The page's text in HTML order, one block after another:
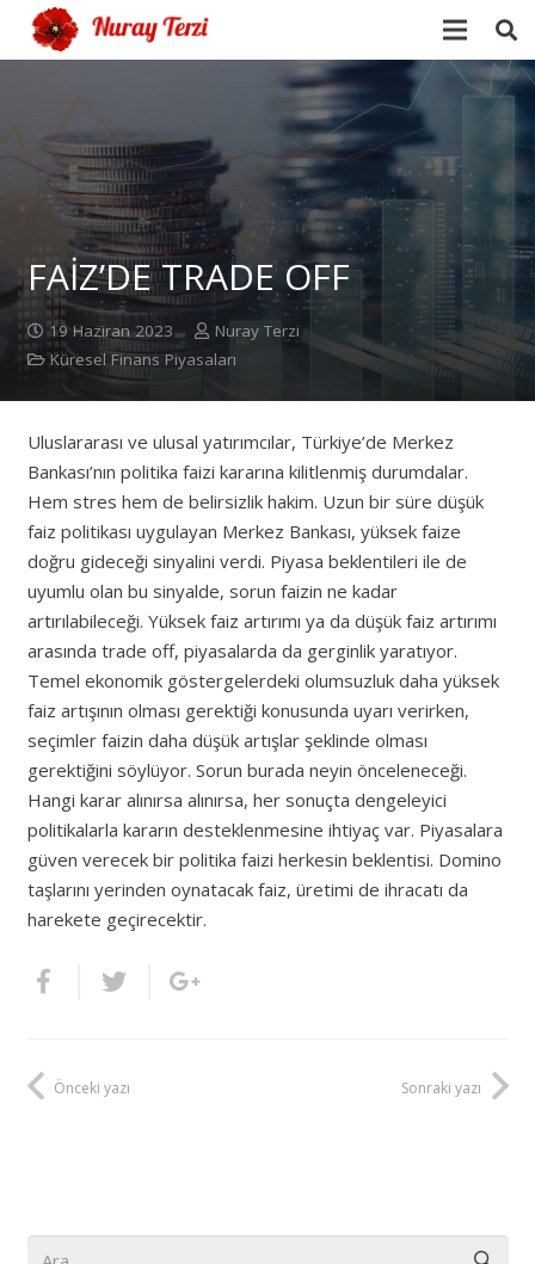
FAİZ’DE TRADE OFF
19 Haziran 2023
Nuray Terzi
Küresel Finans Piyasaları
Uluslararası ve ulusal yatırımcılar, Türkiye’de Merkez
Bankası’nın politika faizi kararına kilitlenmiş durumdalar.
Hem stres hem de belirsizlik hakim. Uzun bir süre düşük
faiz politikası uygulayan Merkez Bankası, yüksek faize
doğru gideceği sinyalini verdi. Piyasa beklentileri ile de
uyumlu olan bu sinyalde, sorun faizin ne kadar
artırılabileceği. Yüksek faiz artırımı ya da düşük faiz artırımı
arasında trade off, piyasalarda da gerginlik yaratıyor.
Temel ekonomik göstergelerdeki olumsuzluk daha yüksek
faiz artışının olması gerektiği konusunda uyarı verirken,
seçimler faizin daha düşük artışlar şeklinde olması
gerektiğini söylüyor. Sorun burada neyin önceleneceği.
Hangi karar alınırsa alınırsa, her sonuçta dengeleyici
politikalarla kararın desteklenmesine ihtiyaç var. Piyasalara
güven verecek bir politika faizi herkesin beklentisi. Domino
taşlarını yerinden oynatacak faiz, üretimi de ihracatı da
harekete geçirecektir.
Önceki yazı Sonraki yazı